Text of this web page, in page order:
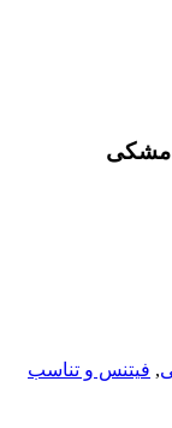
مشکی
, فیتنس و تناسب